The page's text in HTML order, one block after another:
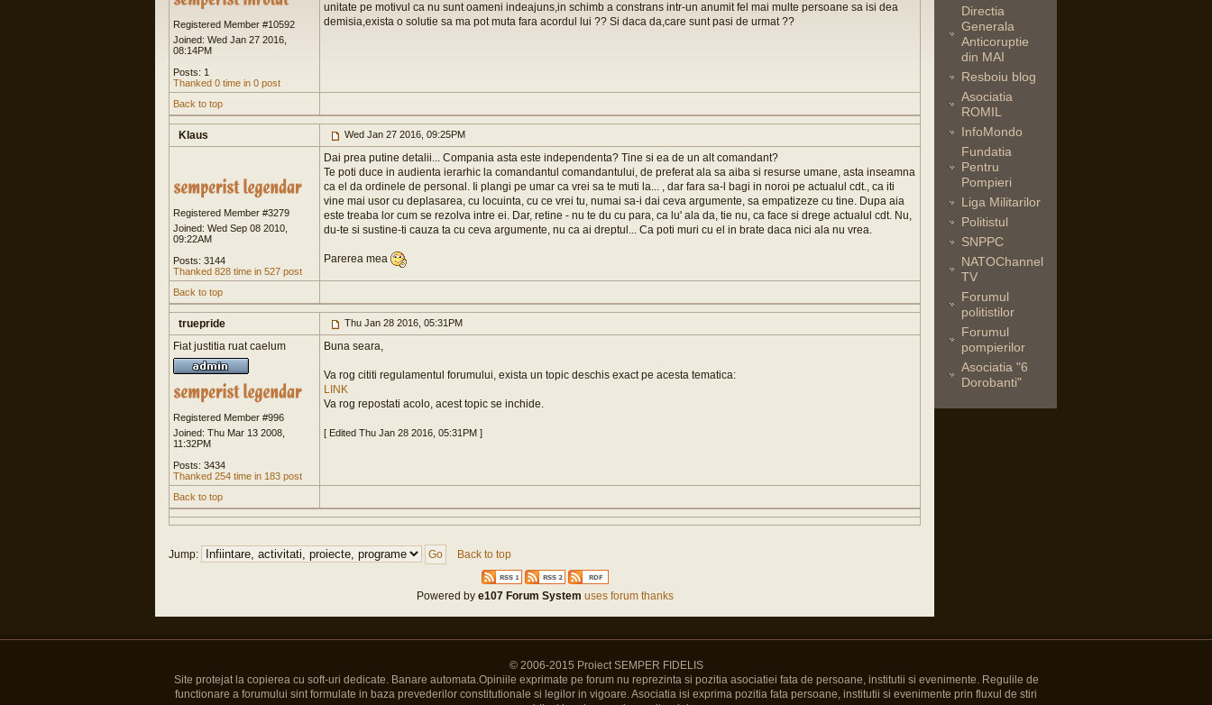
Registered Member #10592
Joined: Wed Jan 27 2016,
08:14PM
Posts: 1
Thanked 0 time in 0 post
unitate pe motivul ca nu sunt oameni indeajuns,in schimb a constrans intr-un anumit fel mai multe persoane sa isi dea
demisia,exista o solutie sa ma pot muta fara acordul lui ?? Si daca da,care sunt pasi de urmat ??
Back to top
Klaus Wed Jan 27 2016, 09:25PM
Registered Member #3279
Joined: Wed Sep 08 2010,
09:22AM
Posts: 3144
Thanked 828 time in 527 post
Dai prea putine detalii... Compania asta este independenta? Tine si ea de un alt comandant?
Te poti duce in audienta ierarhic la comandantul comandantului, de preferat ala sa aiba si resurse umane, asta inseamna
ca el da ordinele de personal. Ii plangi pe umar ca vrei sa te muti la... , dar fara sa-l bagi in noroi pe actualul cdt., ca iti
vine mai usor cu deplasarea, cu locuinta, cu ce vrei tu, numai sa-i dai ceva argumente, sa empatizeze cu tine. Dupa aia
este treaba lor cum se rezolva intre ei. Dar, retine - nu te du cu para, ca lu' ala da, tie nu, ca face si drege actualul cdt. Nu,
du-te si sustine-ti cauza ta cu ceva argumente, nu ca ai dreptul... Ca poti muri cu el in brate daca nici ala nu vrea.
Parerea mea
Back to top
truepride Thu Jan 28 2016, 05:31PM
Fiat justitia ruat caelum
Registered Member #996
Joined: Thu Mar 13 2008,
11:32PM
Posts: 3434
Thanked 254 time in 183 post
Buna seara,
Va rog cititi regulamentul forumului, exista un topic deschis exact pe acesta tematica:
LINK
Va rog repostati acolo, acest topic se inchide.
[ Edited Thu Jan 28 2016, 05:31PM ]
Back to top
Jump: Back to top
Powered by e107 Forum System uses forum thanks
Directia
Generala
Anticoruptie
din MAI
Resboiu blog
Asociatia
ROMIL
InfoMondo
Fundatia
Pentru
Pompieri
Liga Militarilor
Politistul
SNPPC
NATOChannel
TV
Forumul
politistilor
Forumul
pompierilor
Asociatia "6
Dorobanti"
© 2006-2015 Proiect SEMPER FIDELIS
Site protejat la copierea cu soft-uri dedicate. Banare automata.Opiniile exprimate pe forum nu reprezinta si pozitia asociatiei fata de persoane, institutii si evenimente. Regulile de
functionare a forumului sint formulate in baza prevederilor constitutionale si legilor in vigoare. Asociatia isi exprima pozitia fata persoane, institutii si evenimente prin fluxul de stiri